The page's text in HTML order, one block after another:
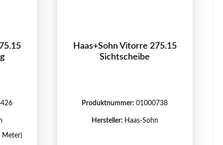
Meter)
Haas+Sohn Vitorre 275.15
Sichtscheibe
Produktnummer:01000738
Hersteller: Haas-Sohn